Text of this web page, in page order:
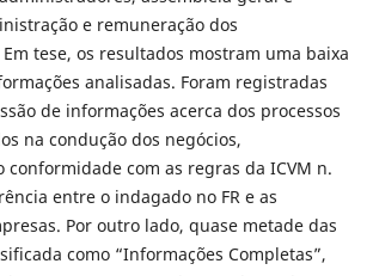
e remuneração dos
tese, os resultados mostram uma baixa
analisadas. Foram registradas
de informações acerca dos processos
na condução dos negócios,
com as regras da ICVM n.
entre o indagado no FR e as
Por outro lado, quase metade das
como “Informações Completas”,